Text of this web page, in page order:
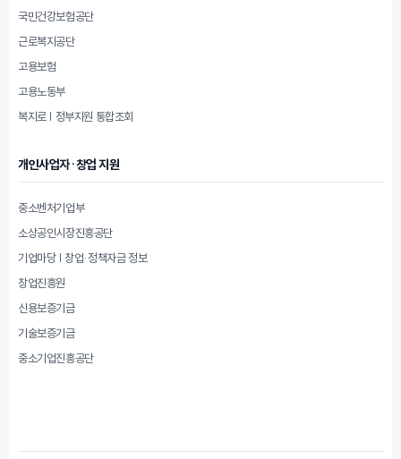
국민건강보험공단
근로복지공단
고용보험
고용노동부
복지로 | 정부지원 통합조회
개인사업자·창업 지원
중소벤처기업부
소상공인시장진흥공단
기업마당 | 창업·정책자금 정보
창업진흥원
신용보증기금
기술보증기금
중소기업진흥공단